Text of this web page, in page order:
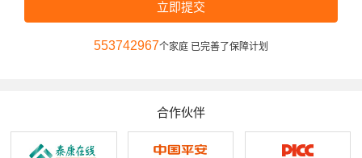
立即提交
553742967个家庭 已完善了保障计划
合作伙伴